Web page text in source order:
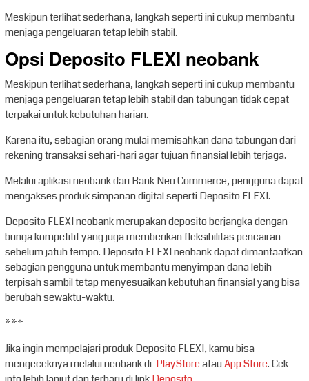
Meskipun terlihat sederhana, langkah seperti ini cukup membantu
menjaga pengeluaran tetap lebih stabil.
Opsi Deposito FLEXI neobank
Meskipun terlihat sederhana, langkah seperti ini cukup membantu
menjaga pengeluaran tetap lebih stabil dan tabungan tidak cepat
terpakai untuk kebutuhan harian.
Karena itu, sebagian orang mulai memisahkan dana tabungan dari
rekening transaksi sehari-hari agar tujuan finansial lebih terjaga.
Melalui aplikasi neobank dari Bank Neo Commerce, pengguna dapat
mengakses produk simpanan digital seperti Deposito FLEXI.
Deposito FLEXI neobank merupakan deposito berjangka dengan
bunga kompetitif yang juga memberikan fleksibilitas pencairan
sebelum jatuh tempo. Deposito FLEXI neobank dapat dimanfaatkan
sebagian pengguna untuk membantu menyimpan dana lebih
terpisah sambil tetap menyesuaikan kebutuhan finansial yang bisa
berubah sewaktu-waktu.
***
Jika ingin mempelajari produk Deposito FLEXI, kamu bisa
mengeceknya melalui neobank di PlayStoreatauApp Store. Cek